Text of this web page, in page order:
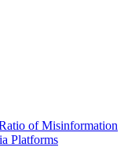
of Misinformation
Platforms